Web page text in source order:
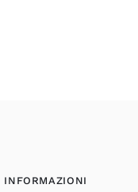
INFORMAZIONI